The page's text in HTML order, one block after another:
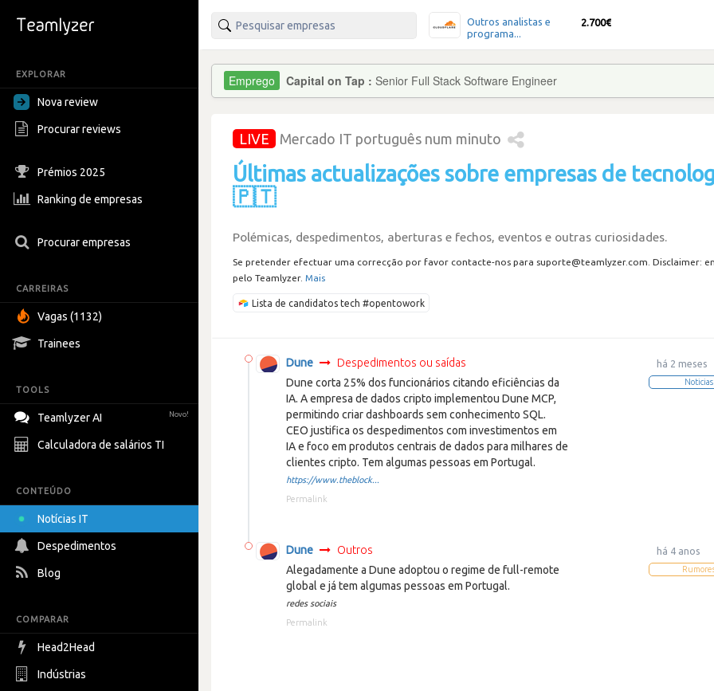
EXPLORAR
Nova review
Procurar reviews
Prémios 2025
Ranking de empresas
Procurar empresas
CARREIRAS
Vagas (1132)
Trainees
TOOLS
Teamlyzer AI Novo!
Calculadora de salários TI
CONTEÚDO
Notícias IT
Despedimentos
Blog
COMPARAR
Head2Head
Indústrias
Outros analistas e
programa...
2.700€
Capital on Tap : Senior Full Stack Software Engineer
LIVE Mercado IT português num minuto
Últimas actualizações sobre empresas de
🇵🇹
Polémicas, despedimentos, aberturas e fechos, eventos e outras curiosidades.
Se pretender efectuar uma correcção por favor contacte-nos para suporte@teamlyzer.com. Disclaimer:
pelo Teamlyzer. Mais
Lista de candidatos tech #opentowork
há 2 meses
Noticias
Dune
Despedimentos ou saídas
Dune corta 25% dos funcionários citando eficiências da
IA. A empresa de dados cripto implementou Dune MCP,
permitindo criar dashboards sem conhecimento SQL.
CEO justifica os despedimentos com investimentos em
IA e foco em produtos centrais de dados para milhares de
clientes cripto. Tem algumas pessoas em Portugal.
https://www.theblock...
Permalink
há 4 anos
Dune
Outros
Alegadamente a Dune adoptou o regime de full-remote
global e já tem algumas pessoas em Portugal.
redes sociais
Permalink